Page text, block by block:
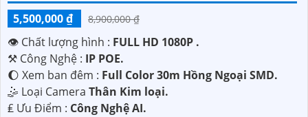
5,500,000 ₫
8,900,000 ₫
👁 Chất lượng hình : FULL HD 1080P .
⚒ Công Nghệ : IP POE.
🌔 Xem ban đêm : Full Color 30m Hồng Ngoại SMD.
🤹 Loại Camera Thân Kim loại.
️₤ Ưu Điểm : Công Nghệ AI.